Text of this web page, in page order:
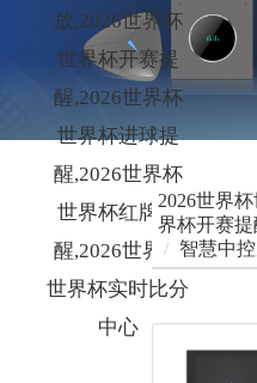
放,2026世界杯
世界杯开赛提
醒,2026世界杯
世界杯进球提
醒,2026世界杯
世界杯红牌提
醒,2026世界杯
世界杯实时比分
中心
2026世界
界杯开赛
/ 智慧中